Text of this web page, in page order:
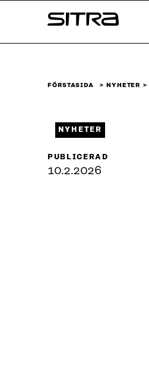
↓
Sitra
FÖRSTASIDA NYHETER
NYHETER
PUBLICERAD
10.2.2026